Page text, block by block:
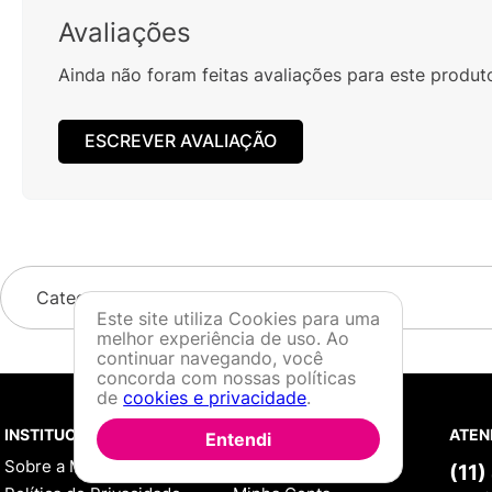
Avaliações
Ainda não foram feitas avaliações para este
ESCREVER AVALIAÇÃO
Categorias
INSTITUCIONAL
Sobre a Menina Shoes
VOCÊ
Cadastre-se
Este site utiliza Cookies para uma
melhor experiência de uso. Ao
continuar navegando, você
concorda com nossas políticas
decookies e privacidade.
Entendi